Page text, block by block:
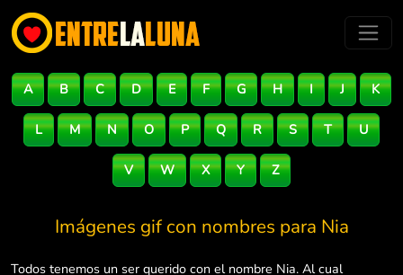
A B C D E F G H I J K
L M N O P Q R S T U
V W X Y Z
Imágenes gif con nombres para Nia
Todos tenemos un ser querido con el nombre Nia. Al cual